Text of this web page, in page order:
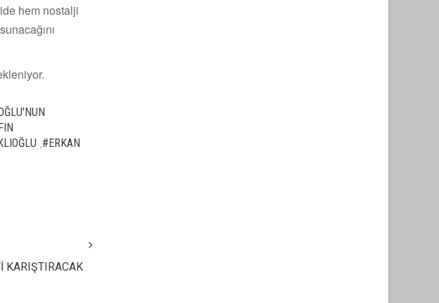
hem nostalji
#ERKAN
KARIŞTIRACAK